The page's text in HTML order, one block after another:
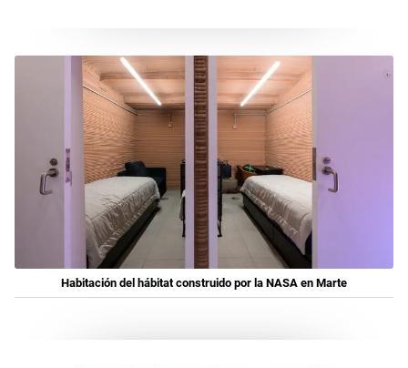
Habitación del hábitat construido por la NASA en Marte